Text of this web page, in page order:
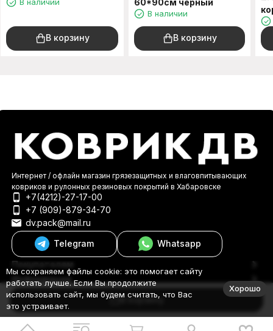
В корзину
В наличии
В корзину
60*90см черный
В наличии
В корзину
Интернет / офлайн магазин грязезащитных и влаговпитывающих
ковриков и рулонных резиновых покрытий в Хабаровске
+7(4212)-27-17-00
+7 (909)-879-34-70
dv.pack@mail.ru
Telegram
Whatsapp
Покупателям
Информация
© 2000-2026 КоврикДВ
Мы сохраняем файлы cookie: это помогает сайту
работать лучше. Если Вы продолжите
использовать сайт, мы будем считать, что Вас
это устраивает.
Хорошо